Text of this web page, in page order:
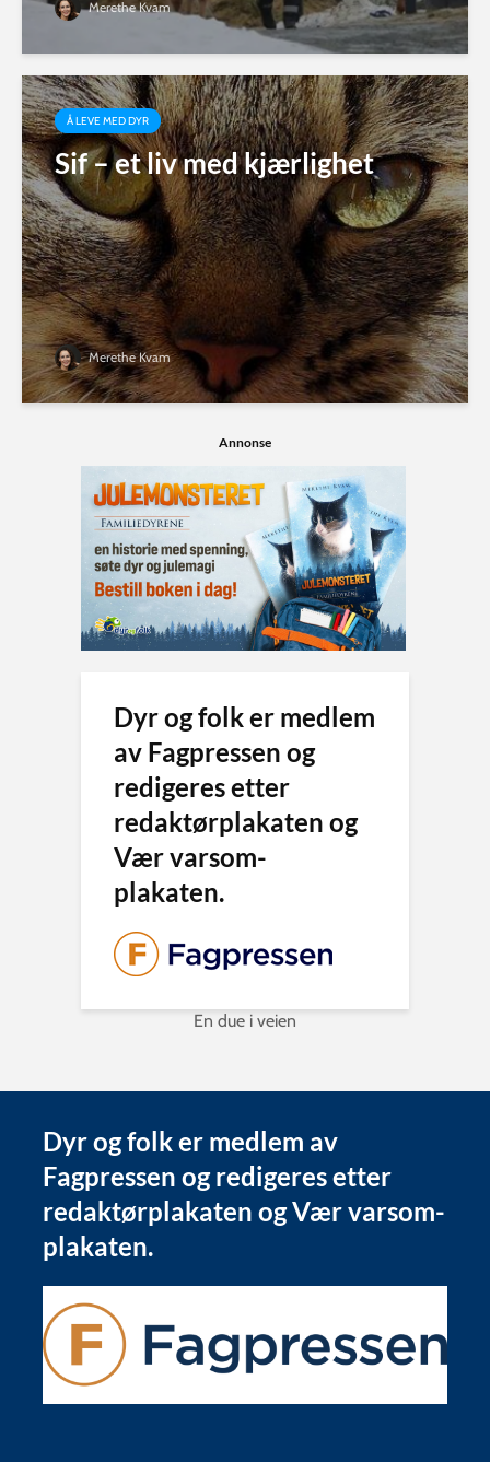
Merethe Kvam
Å LEVE MED DYR
Sif – et liv med kjærlighet
Merethe Kvam
Annonse
Dyr og folk er medlem
av Fagpressen og
redigeres etter
redaktørplakaten og
Vær varsom-
plakaten.
En due i veien
Dyr og folk er medlem av
Fagpressen og redigeres etter
redaktørplakaten og Vær varsom-
plakaten.